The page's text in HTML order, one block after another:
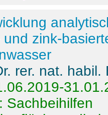
zink-
rer. nat.
Sachbeihilfen